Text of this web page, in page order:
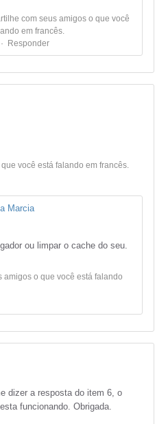
com seus amigos o que você
em francês.
Responder
você está falando em francês.
Marcia
ou limpar o cache do seu.
amigos o que você está falando
dizer a resposta do item 6, o
funcionando. Obrigada.